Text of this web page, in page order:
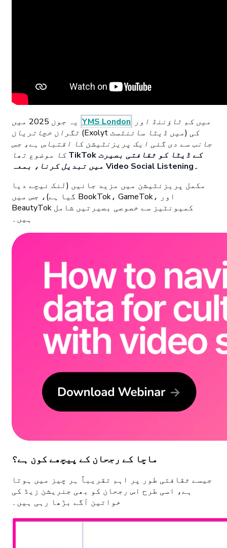
YMS London
ٹگران خچاتریان (Exolyt میں ڈیٹا سائنٹسٹ) کی
جانب سے دی گئی ایک پریزنٹیشن کا اقتباس ہے، جس
TikTok کے ڈیٹا کو ثقافتی بصیرت
میں تبدیل کرنا، بمعہ Video Social Listening۔
مکمل پریزنٹیشن میں مزید جانیں (لنک نیچے دیا
گیا ہے)، جس میں BookTok، GameTok، اور
BeautyTok کمیونٹیز سے خصوصی بصیرتیں شامل
ہیں۔
ماچا کے رجحان کے پیچھے کون ہے؟
جیسے ثقافتی طور پر اہم تقریباً ہر چیز میں ہوتا
ہے، اسی طرح اس رجحان کو بھی جنریشن زیڈ کی
خواتین آگے بڑھا رہی ہیں۔